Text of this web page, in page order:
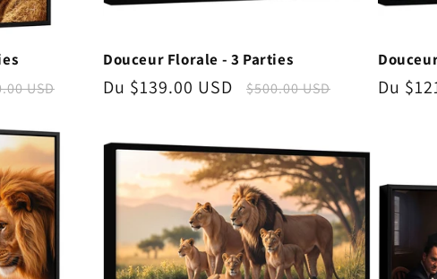
USD
Douceur Florale - 3 Parties
Prix
Du $139.00 USD
Prix
$500.00 USD
Prix
Du